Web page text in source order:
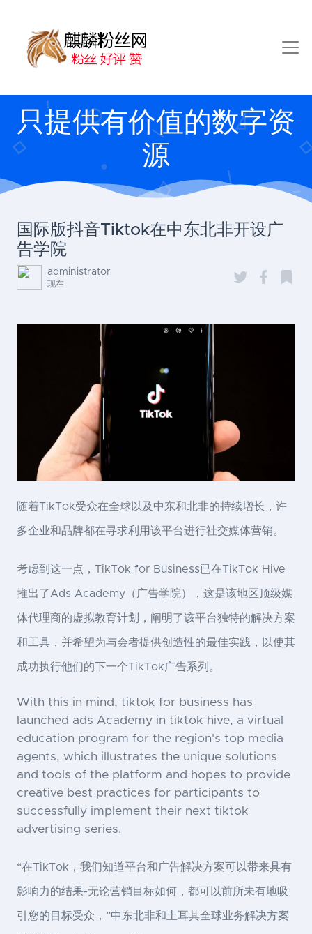
只提供有价值的数字资
源
国际版抖音Tiktok在中东北非开设广
告学院
administrator
现在
随着TikTok受众在全球以及中东和北非的持续增长，许
多企业和品牌都在寻求利用该平台进行社交媒体营销。
考虑到这一点，TikTok for Business已在TikTok Hive
推出了Ads Academy（广告学院），这是该地区顶级媒
体代理商的虚拟教育计划，阐明了该平台独特的解决方案
和工具，并希望为与会者提供创造性的最佳实践，以使其
成功执行他们的下一个TikTok广告系列。
With this in mind, tiktok for business has
launched ads Academy in tiktok hive, a virtual
education program for the region's top media
agents, which illustrates the unique solutions
and tools of the platform and hopes to provide
creative best practices for participants to
successfully implement their next tiktok
advertising series.
“在TikTok，我们知道平台和广告解决方案可以带来具有
影响力的结果-无论营销目标如何，都可以前所未有地吸
引您的目标受众，”中东北非和土耳其全球业务解决方案